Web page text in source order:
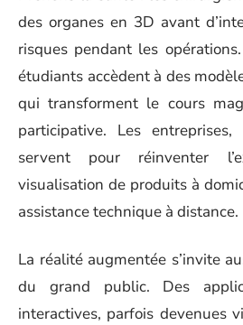
des organes en 3D avant
risques pendant les
étudiants accèdent à des
qui transforment le cours
participative. Les
servent pour réinventer
visualisation de produits à
assistance technique à distance.
La réalité augmentée s’invite
du grand public. Des
interactives, parfois devenues